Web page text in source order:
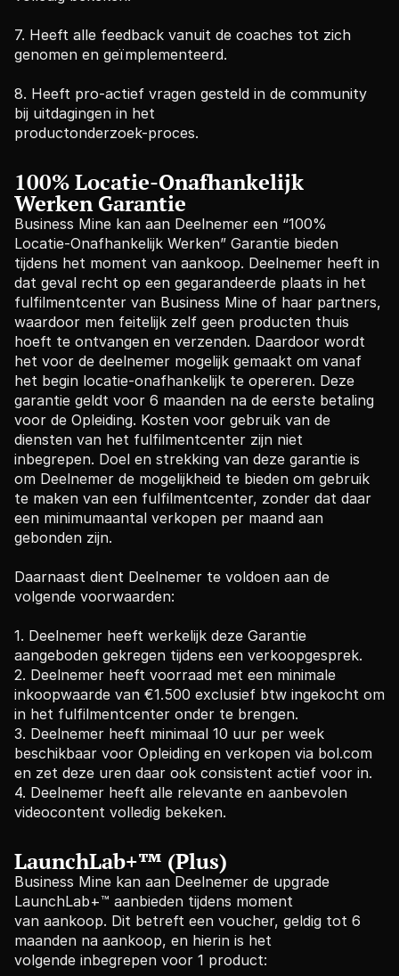
7. Heeft alle feedback vanuit de coaches tot zich
genomen en geïmplementeerd.
8. Heeft pro-actief vragen gesteld in de community
bij uitdagingen in het
productonderzoek-proces.
100% Locatie-Onafhankelijk
Werken Garantie
Business Mine kan aan Deelnemer een “100%
Locatie-Onafhankelijk Werken” Garantie bieden
tijdens het moment van aankoop. Deelnemer heeft in
dat geval recht op een gegarandeerde plaats in het
fulfilmentcenter van Business Mine of haar partners,
waardoor men feitelijk zelf geen producten thuis
hoeft te ontvangen en verzenden. Daardoor wordt
het voor de deelnemer mogelijk gemaakt om vanaf
het begin locatie-onafhankelijk te opereren. Deze
garantie geldt voor 6 maanden na de eerste betaling
voor de Opleiding. Kosten voor gebruik van de
diensten van het fulfilmentcenter zijn niet
inbegrepen. Doel en strekking van deze garantie is
om Deelnemer de mogelijkheid te bieden om gebruik
te maken van een fulfilmentcenter, zonder dat daar
een minimumaantal verkopen per maand aan
gebonden zijn.
Daarnaast dient Deelnemer te voldoen aan de
volgende voorwaarden:
1. Deelnemer heeft werkelijk deze Garantie
aangeboden gekregen tijdens een verkoopgesprek.
2. Deelnemer heeft voorraad met een minimale
inkoopwaarde van €1.500 exclusief btw ingekocht om
in het fulfilmentcenter onder te brengen.
3. Deelnemer heeft minimaal 10 uur per week
beschikbaar voor Opleiding en verkopen via bol.com
en zet deze uren daar ook consistent actief voor in.
4. Deelnemer heeft alle relevante en aanbevolen
videocontent volledig bekeken.
LaunchLab+™ (Plus)
Business Mine kan aan Deelnemer de upgrade
LaunchLab+™ aanbieden tijdens moment
van aankoop. Dit betreft een voucher, geldig tot 6
maanden na aankoop, en hierin is het
volgende inbegrepen voor 1 product: